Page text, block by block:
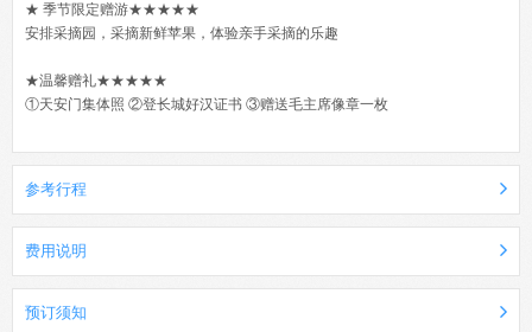
★ 季节限定赠游★★★★★
安排采摘园，采摘新鲜苹果，体验亲手采摘的乐趣
★温馨赠礼★★★★★
①天安门集体照 ②登长城好汉证书 ③赠送毛主席像章一枚
参考行程
费用说明
预订须知